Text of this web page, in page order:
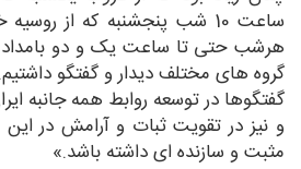
ساعت 10 شب پنجشنبه که از
هرشب حتی تا ساعت یک و دو بامداد
گروه های مختلف دیدار و گفتگو
گفتگوها در توسعه روابط همه جانبه
و نیز در تقویت ثبات و آرامش در
مثبت و سازنده ای داشته باشد.»